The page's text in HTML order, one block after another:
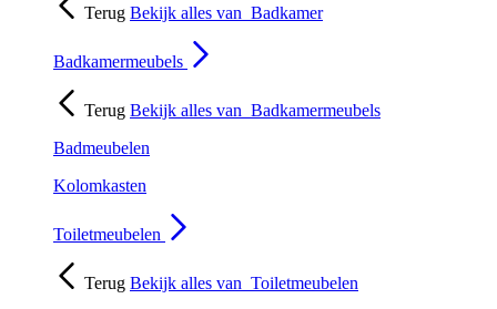
Terug Bekijk alles van Badkamer
Badkamermeubels
Terug Bekijk alles van Badkamermeubels
Badmeubelen
Kolomkasten
Toiletmeubelen
Terug Bekijk alles van Toiletmeubelen